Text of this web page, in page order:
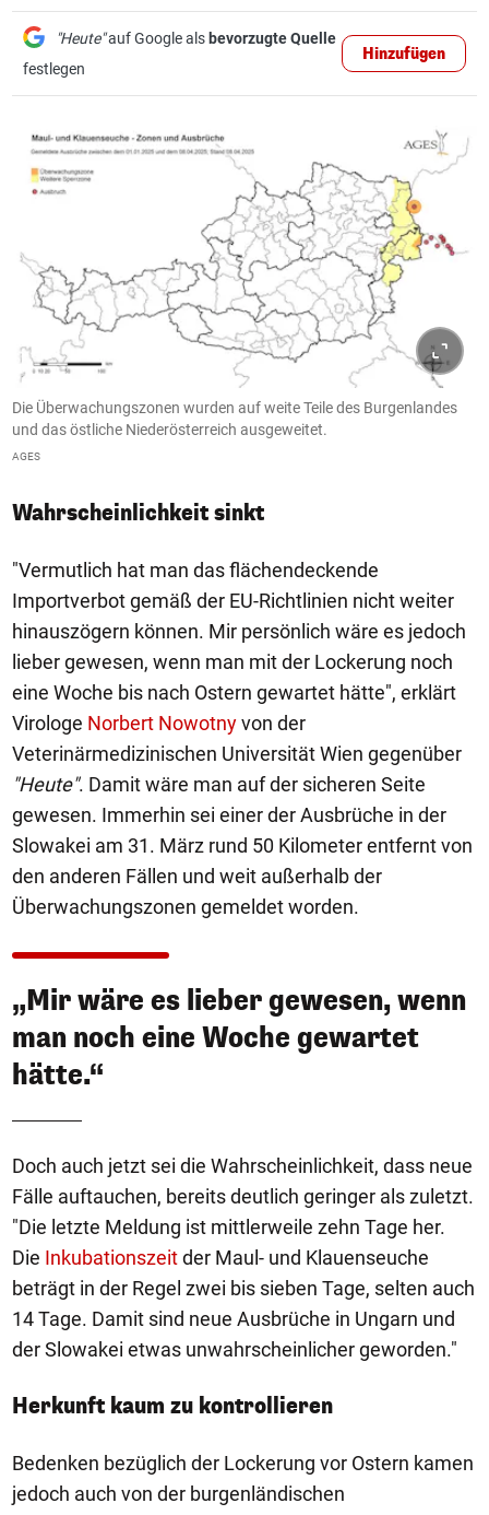
"Heute"auf Google als bevorzugte Quelle
festlegen
Hinzufügen
Die Überwachungszonen wurden auf weite Teile des Burgenlandes
und das östliche Niederösterreich ausgeweitet.
AGES
Wahrscheinlichkeit sinkt
"Vermutlich hat man das flächendeckende
Importverbot gemäß der EU-Richtlinien nicht weiter
hinauszögern können. Mir persönlich wäre es jedoch
lieber gewesen, wenn man mit der Lockerung noch
eine Woche bis nach Ostern gewartet hätte", erklärt
Virologe Norbert Nowotnyvon der
Veterinärmedizinischen Universität Wien gegenüber
"Heute". Damit wäre man auf der sicheren Seite
gewesen. Immerhin sei einer der Ausbrüche in der
Slowakei am 31. März rund 50 Kilometer entfernt von
den anderen Fällen und weit außerhalb der
Überwachungszonen gemeldet worden.
„Mir wäre es lieber gewesen, wenn
man noch eine Woche gewartet
hätte.“
Doch auch jetzt sei die Wahrscheinlichkeit, dass neue
Fälle auftauchen, bereits deutlich geringer als zuletzt.
"Die letzte Meldung ist mittlerweile zehn Tage her.
Die Inkubationszeitder Maul- und Klauenseuche
beträgt in der Regel zwei bis sieben Tage, selten auch
14 Tage. Damit sind neue Ausbrüche in Ungarn und
der Slowakei etwas unwahrscheinlicher geworden."
Herkunft kaum zu kontrollieren
Bedenken bezüglich der Lockerung vor Ostern kamen
jedoch auch von der burgenländischen